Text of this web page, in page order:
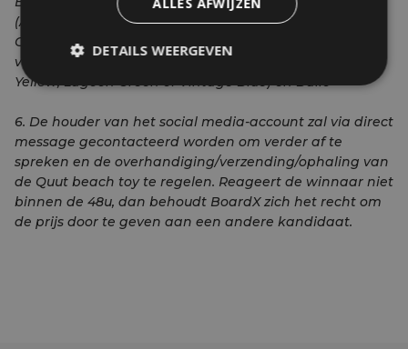
(Afmetingen: 18 x 18 x 11 cm | 7,1 x 7,1 x 4,3 inches |
Gewicht: ± 300 gr | 0,7 pounds |Materiaal: ABS | in één
van de volgende kleuren: Pink, Cherry Red, Mellow
Yellow, Lagoon Green of Vintage Blue) en Ballo
6. De houder van het social media-account zal via direct
message gecontacteerd worden om verder af te
spreken en de overhandiging/verzending/ophaling van
de Quut beach toy te regelen. Reageert de winnaar niet
binnen de 48u, dan behoudt BoardX zich het recht om
de prijs door te geven aan een andere kandidaat.
DETAILS WEERGEVEN